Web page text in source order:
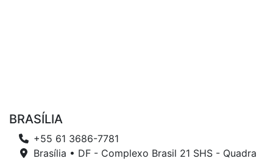
BRASÍLIA
+55 61 3686-7781
Brasília • DF - Complexo Brasil 21 SHS - Quadra